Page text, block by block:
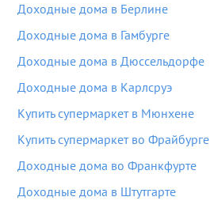
Доходные дома в Берлине
Доходные дома в Гамбурге
Доходные дома в Дюссельдорфе
Доходные дома в Карлсруэ
Купить супермаркет в Мюнхене
Купить супермаркет во Фрайбурге
Доходные дома во Франкфурте
Доходные дома в Штутгарте